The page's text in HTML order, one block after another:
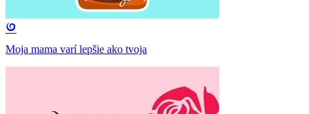
Moja mama varí lepšie ako tvoja